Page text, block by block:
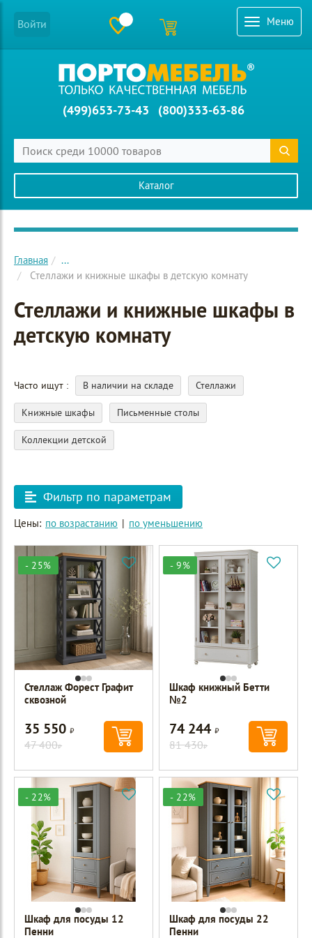
Меню
Войти
(499)653-73-43 (800)333-63-86
Каталог
Главное меню сайта
Главная
...
Стеллажи и книжные шкафы в детскую комнату
Стеллажи и книжные шкафы в
детскую комнату
Часто ищут В наличии на складе Стеллажи
Книжные шкафы Письменные столы
Коллекции детской
Фильтр по параметрам
Цены: по возрастанию | по уменьшению
- 25%
Стеллаж Форест Графит
сквозной
35 550Р
47 400Р
- 9%
Шкаф книжный Бетти
№2
74 244Р
81 430Р
- 22%
Шкаф для посуды 12
Пенни
- 22%
Шкаф для посуды 22
Пенни